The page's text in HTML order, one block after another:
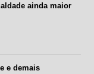
ainda maior
e demais